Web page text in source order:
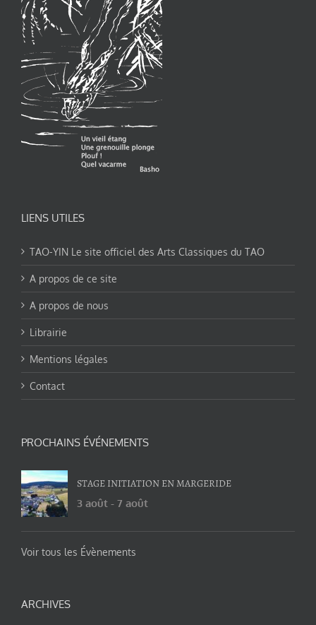
LIENS UTILES
TAO-YIN Le site officiel des Arts Classiques du TAO
A propos de ce site
A propos de nous
Librairie
Mentions légales
Contact
PROCHAINS ÉVÉNEMENTS
STAGE INITIATION EN MARGERIDE
3 août - 7 août
Voir tous les Évènements
ARCHIVES